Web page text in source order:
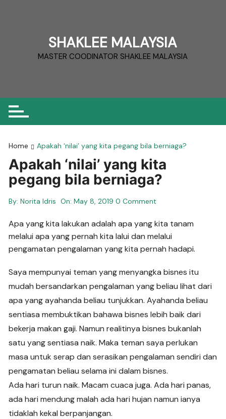
SHAKLEE MALAYSIA
MASTER COODINATOR SHAKLEE MALAYSIA
Home Apakah ‘nilai’ yang kita pegang bila berniaga?
Apakah ‘nilai’ yang kita
pegang bila berniaga?
By: Norita Idris On:May 8, 2019 0 Comment
Apa yang kita lakukan adalah apa yang kita tanam
melalui apa yang pernah kita lalui dan melalui
pengamatan pengalaman yang kita pernah hadapi.
Saya mempunyai teman yang menyangka bisnes itu
mudah bersandarkan pengalaman yang beliau lihat dari
apa yang ayahanda beliau tunjukkan. Ayahanda beliau
sentiasa membuktikan bahawa bisnes lebih baik dari
bekerja makan gaji. Namun realitinya bisnes bukanlah
satu yang sentiasa naik. Maka teman saya perlukan
masa untuk serap dan serasikan pengalaman sendiri dan
pengamatan beliau selama ini dalam bisnes.
Ada hari turun naik. Macam cuaca juga. Ada hari panas,
ada hari mendung malah ada hari hujan namun ianya
tidaklah kekal berpanjangan.